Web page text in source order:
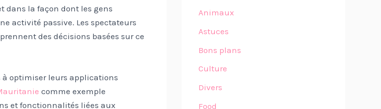
dans la façon dont les gens
activité passive. Les spectateurs
des décisions basées sur ce
à optimiser leurs applications
comme exemple
et fonctionnalités liées aux
Animaux
Astuces
Bons plans
Culture
Divers
Food